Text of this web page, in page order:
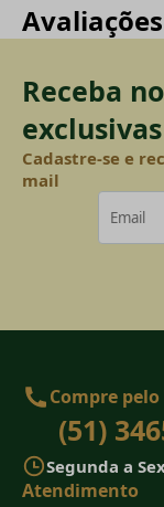
Avaliações
Receba
exclusivas
Cadastre-se e
mail
Compre
(51)
Segunda a
Atendimento